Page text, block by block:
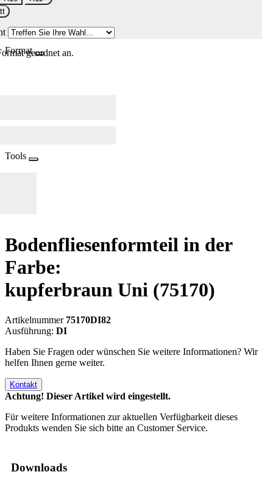
Formatgeordnet an.
Tools
Bodenfliesenformteil in der
Farbe:
kupferbraun Uni (75170)
Artikelnummer 75170DI82
Ausführung: DI
Haben Sie Fragen oder wünschen Sie weitere Informationen? Wir
helfen Ihnen gerne weiter.
Kontakt
Achtung! Dieser Artikel wird eingestellt.
Für weitere Informationen zur aktuellen Verfügbarkeit dieses
Produkts wenden Sie sich bitte an Customer Service.
Downloads